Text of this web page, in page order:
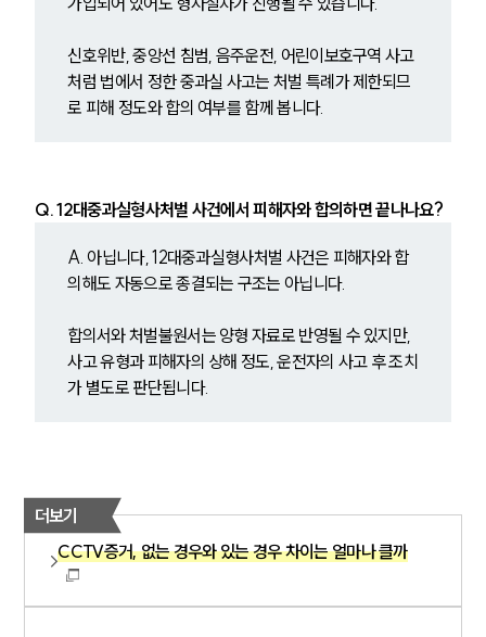
신호위반, 중앙선 침범, 음주운전, 어린이보호구역 사고
처럼 법에서 정한 중과실 사고는 처벌 특례가 제한되므
로 피해 정도와 합의 여부를 함께 봅니다.
Q. 12대중과실형사처벌 사건에서 피해자와 합의하면 끝나나요?
A. 아닙니다, 12대중과실형사처벌 사건은 피해자와 합
의해도 자동으로 종결되는 구조는 아닙니다.
합의서와 처벌불원서는 양형 자료로 반영될 수 있지만,
사고 유형과 피해자의 상해 정도, 운전자의 사고 후 조치
가 별도로 판단됩니다.
더보기
CCTV증거, 없는 경우와 있는 경우 차이는 얼마나 클까